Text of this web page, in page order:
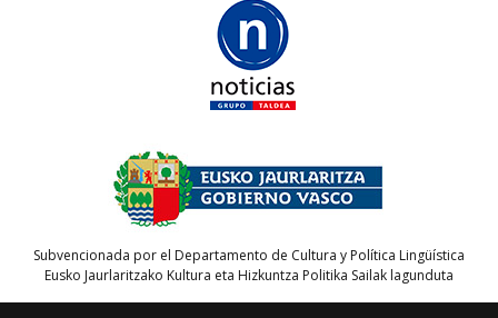
Subvencionada por el Departamento de Cultura y Política Lingüística
Eusko Jaurlaritzako Kultura eta Hizkuntza Politika Sailak lagunduta